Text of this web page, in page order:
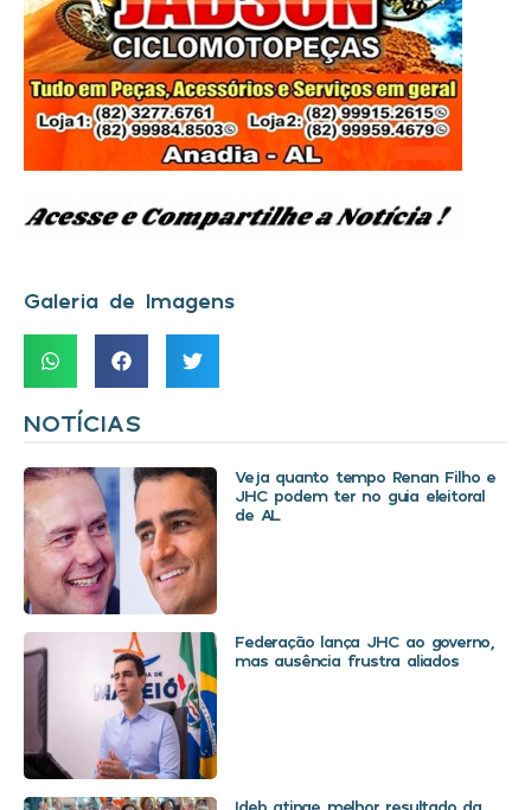
Galeria de Imagens
NOTÍCIAS
Veja quanto tempo Renan Filho e
JHC podem ter no guia eleitoral
de AL
Federação lança JHC ao governo,
mas ausência frustra aliados